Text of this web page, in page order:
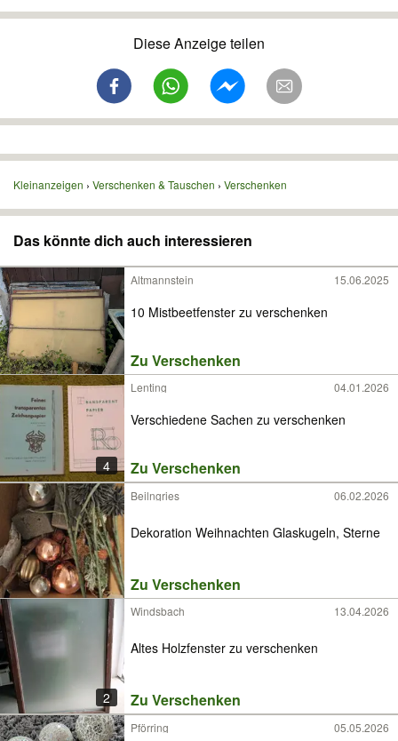
Diese Anzeige teilen
Kleinanzeigen Verschenken & Tauschen Verschenken
Das könnte dich auch interessieren
Altmannstein 15.06.2025
10 Mistbeetfenster zu verschenken
Zu Verschenken
4
Lenting 04.01.2026
Verschiedene Sachen zu verschenken
Zu Verschenken
Beilngries 06.02.2026
Dekoration Weihnachten Glaskugeln, Sterne
Zu Verschenken
2
Windsbach 13.04.2026
Altes Holzfenster zu verschenken
Zu Verschenken
Pförring 05.05.2026